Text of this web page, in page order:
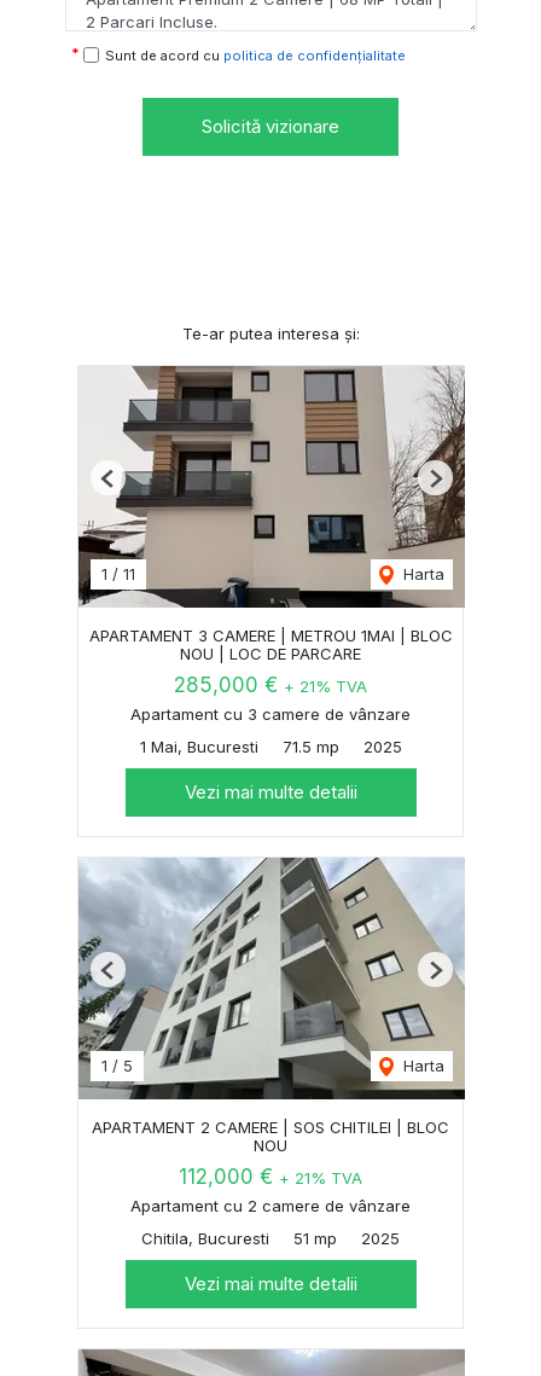
Sunt de acord cu politica de confidențialitate
Solicită vizionare
Te-ar putea interesa și:
1 / 11 Harta
Previous Next
APARTAMENT 3 CAMERE | METROU 1MAI | BLOC
NOU | LOC DE PARCARE
285,000 € + 21% TVA
Apartament cu 3 camere de vânzare
1 Mai, Bucuresti
71.5 mp 2025
Vezi mai multe detalii
1 / 5 Harta
Previous Next
APARTAMENT 2 CAMERE | SOS CHITILEI | BLOC
NOU
112,000 € + 21% TVA
Apartament cu 2 camere de vânzare
Chitila, Bucuresti
51 mp 2025
Vezi mai multe detalii